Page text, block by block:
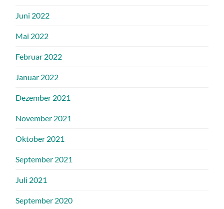
Juni 2022
Mai 2022
Februar 2022
Januar 2022
Dezember 2021
November 2021
Oktober 2021
September 2021
Juli 2021
September 2020